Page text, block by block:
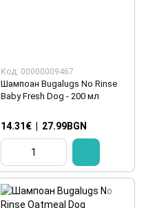
Код: 00000009467
Шампоан Bugalugs No Rinse
Baby Fresh Dog - 200 мл
14.31€ 27.99BGN